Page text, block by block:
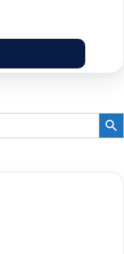
BOTÓN